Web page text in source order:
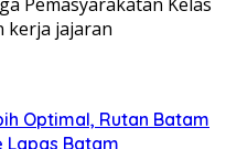
kerja jajaran
Optimal, Rutan Batam
Lapas Batam